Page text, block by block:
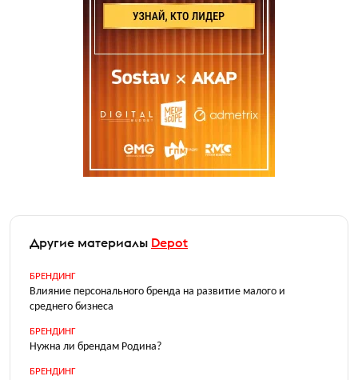
Другие материалы Depot
БРЕНДИНГ
Влияние персонального бренда на развитие малого и
среднего бизнеса
БРЕНДИНГ
Нужна ли брендам Родина?
БРЕНДИНГ